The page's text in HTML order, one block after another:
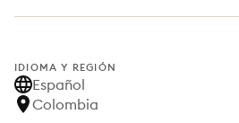
IDIOMA Y REGIÓN
Español
Colombia